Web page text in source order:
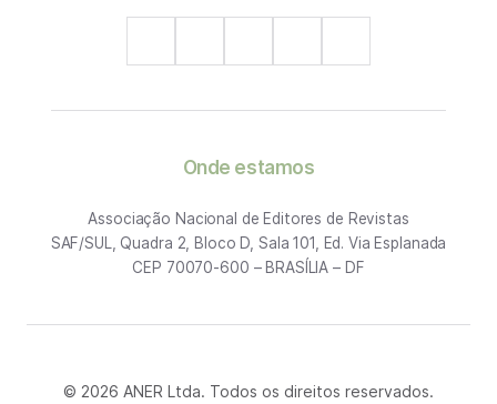
Onde estamos
Associação Nacional de Editores de Revistas
SAF/SUL, Quadra 2, Bloco D, Sala 101, Ed. Via Esplanada
CEP 70070-600 – BRASÍLIA – DF
© 2026 ANER Ltda. Todos os direitos reservados.